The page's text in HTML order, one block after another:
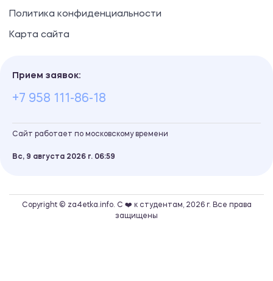
Политика конфиденциальности
Карта сайта
Прием заявок:
+7 958 111-86-18
Сайт работает по московскому времени
Вс, 9 августа 2026 г. 06 59
Copyright © za4etka.info. С ❤️ к студентам, 2026 г. Все права
защищены